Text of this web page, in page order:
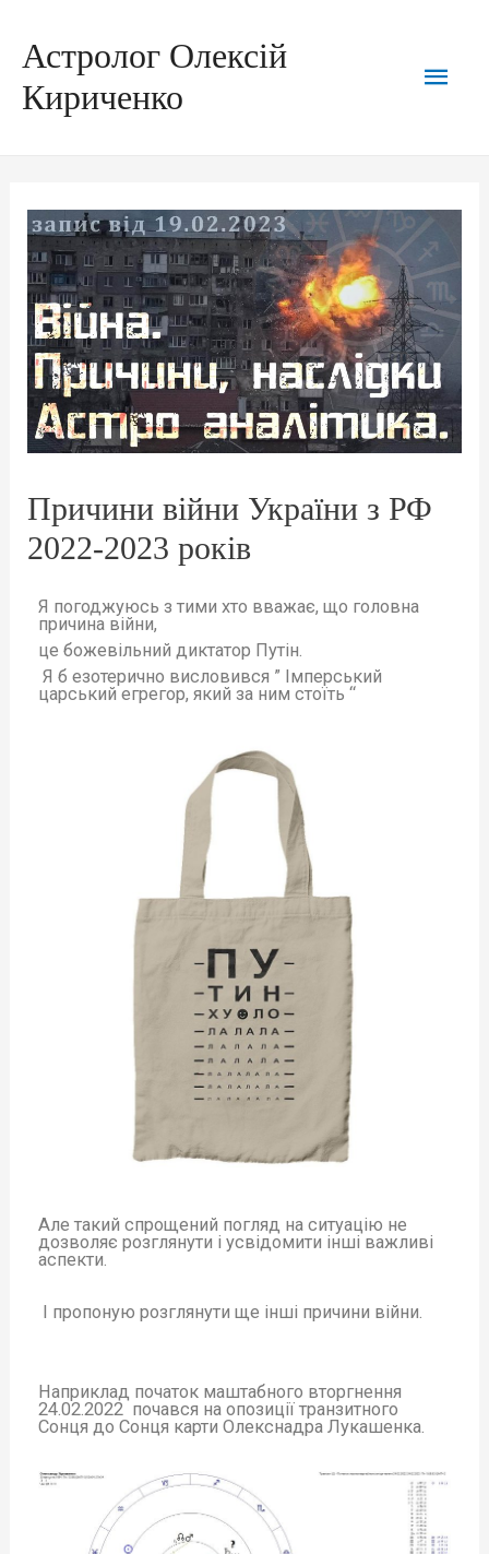
Астролог Олексій
Кириченко
Причини війни України з РФ
2022-2023 років
Я погоджуюсь з тими хто вважає, що головна
причина війни,
це божевільний диктатор Путін.
Я б езотерично висловився ” Імперський
царський егрегор, який за ним стоїть “
Але такий спрощений погляд на ситуацію не
дозволяє розглянути і усвідомити інші важливі
аспекти.
І пропоную розглянути ще інші причини війни.
Наприклад початок маштабного вторгнення
24.02.2022 почався на опозиції транзитного
Сонця до Сонця карти Олекснадра Лукашенка.